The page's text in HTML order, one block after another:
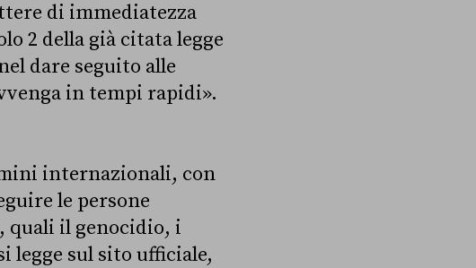
di immediatezza
2 della già citata legge
dare seguito alle
in tempi rapidi».
internazionali, con
le persone
quali il genocidio, i
legge sul sito ufficiale,